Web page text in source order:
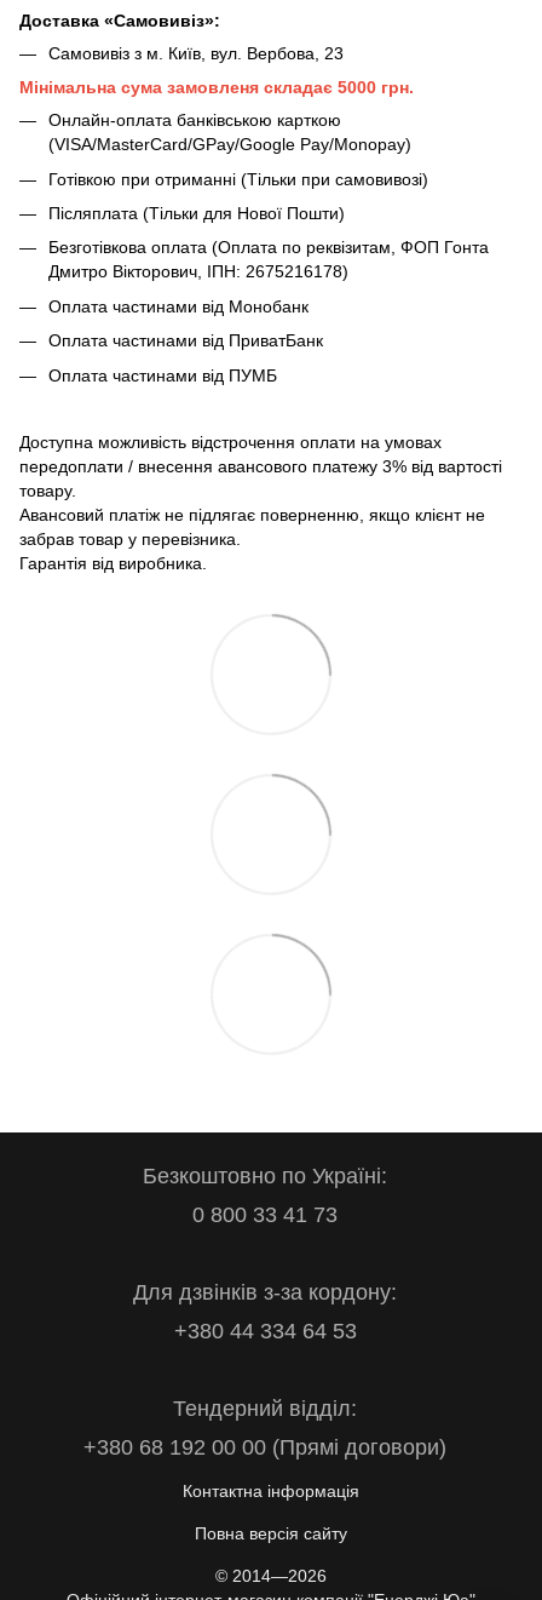
Доставка «Самовивіз»:
Самовивіз з м. Київ, вул. Вербова, 23
Мінімальна сума замовленя складає 5000 грн.
Онлайн-оплата банківською карткою
(VISA/MasterCard/GPay/Google Pay/Monopay)
Готівкою при отриманні (Тільки при самовивозі)
Післяплата (Тільки для Нової Пошти)
Безготівкова оплата (Оплата по реквізитам, ФОП Гонта
Дмитро Вікторович, ІПН: 2675216178)
Оплата частинами від Монобанк
Оплата частинами від ПриватБанк
Оплата частинами від ПУМБ
Доступна можливість відстрочення оплати на умовах
передоплати / внесення авансового платежу 3% від вартості
товару.
Авансовий платіж не підлягає поверненню, якщо клієнт не
забрав товар у перевізника.
Гарантія від виробника.
Безкоштовно по Україні:
0 800 33 41 73
Для дзвінків з-за кордону:
+380 44 334 64 53
Тендерний відділ:
+380 68 192 00 00 (Прямі договори)
Контактна інформація
Повна версія сайту
© 2014—2026